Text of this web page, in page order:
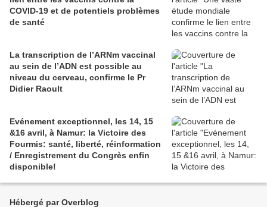
COVID-19 et de potentiels problèmes
de santé
La transcription de l’ARNm vaccinal
au sein de l’ADN est possible au
niveau du cerveau, confirme le Pr
Didier Raoult
Evénement exceptionnel, les 14, 15
&16 avril, à Namur: la Victoire des
Fourmis: santé, liberté, réinformation
/ Enregistrement du Congrès enfin
disponible!
Hébergé par Overblog